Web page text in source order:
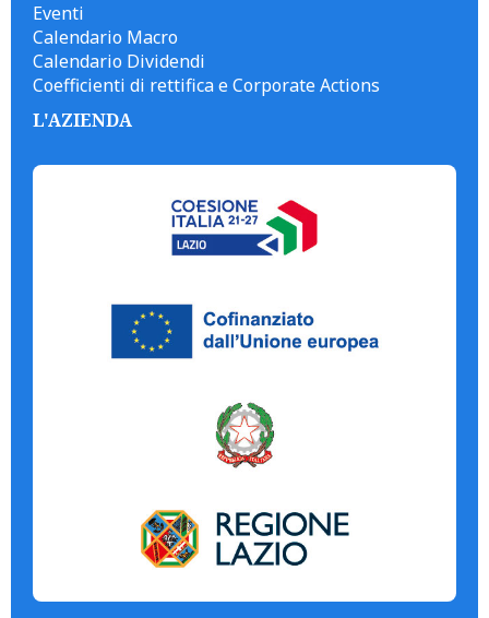
Eventi
Calendario Macro
Calendario Dividendi
Coefficienti di rettifica e Corporate Actions
L'AZIENDA